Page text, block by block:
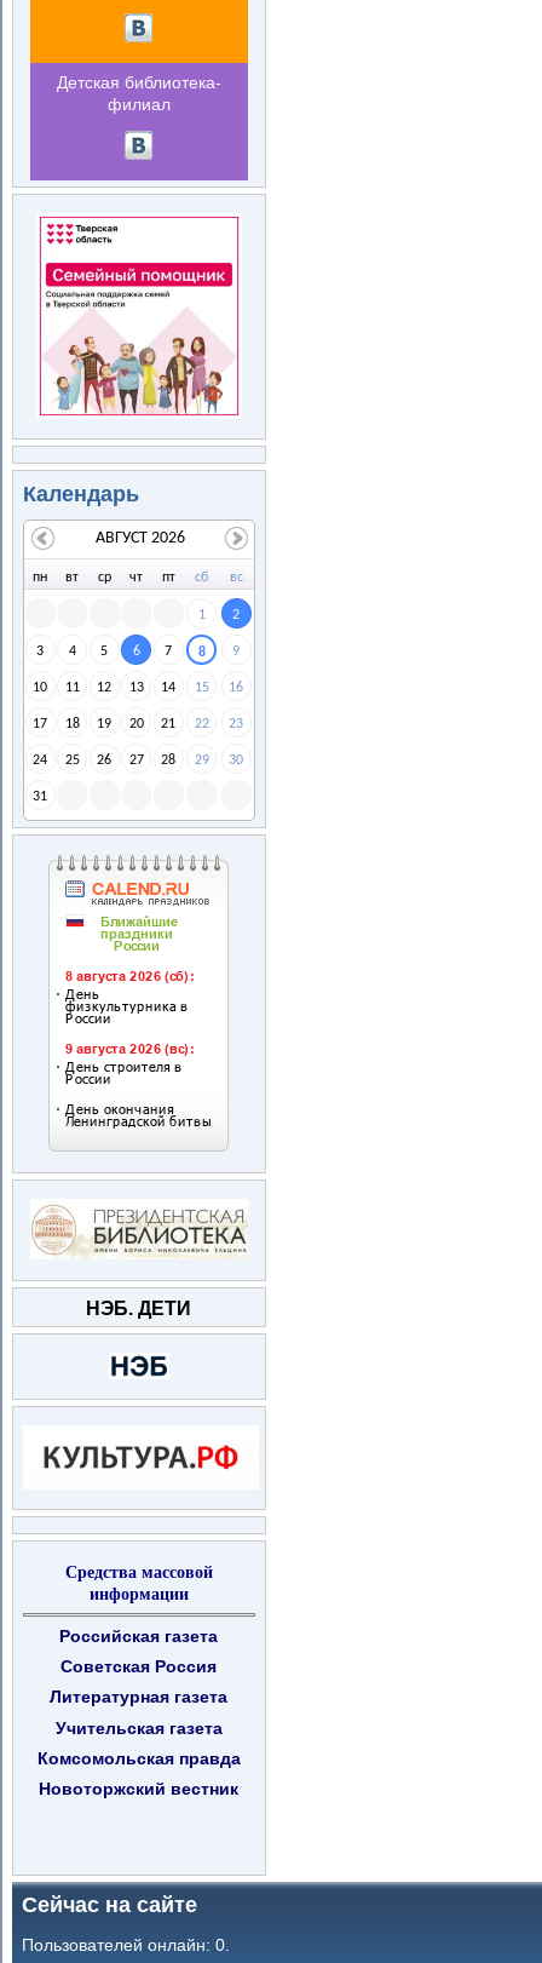
Детская библиотека-
филиал
Календарь
пн вт ср чт пт сб вс
1 2
3 4 5 6 7 8 9
10 11 12 13 14 15 16
17 18 19 20 21 22 23
24 25 26 27 28 29 30
31
АВГУСТ 2026
НЭБ. ДЕТИ
Средства массовой
информации
Российская газета
Советская Россия
Литературная газета
Учительская газета
Комсомольская правда
Новоторжский вестник
Сейчас на сайте
Пользователей онлайн: 0.